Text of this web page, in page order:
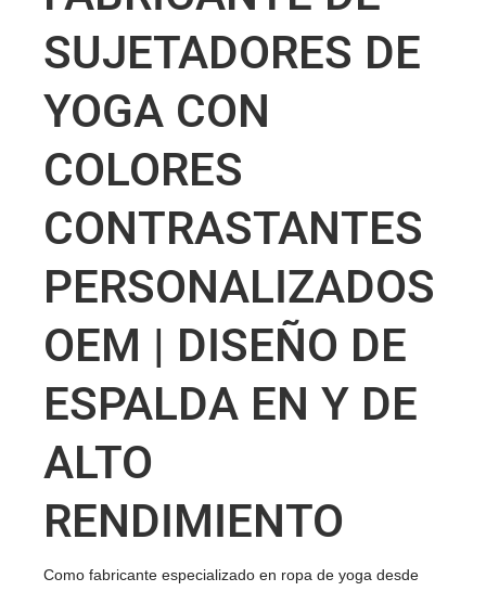
SUJETADORES DE
YOGA CON
COLORES
CONTRASTANTES
PERSONALIZADOS
OEM | DISEÑO DE
ESPALDA EN Y DE
ALTO
RENDIMIENTO
Como fabricante especializado en ropa de yoga desde